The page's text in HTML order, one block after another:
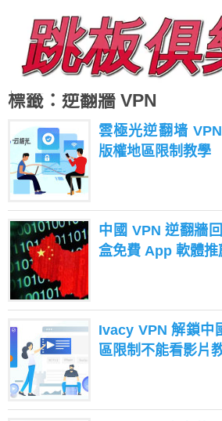
標籤：逆翻牆 VPN
雲極光逆翻墙
版權地區限制教學
中國 VPN 逆翻牆
盒免費 App 軟體推
Ivacy VPN 解鎖中
區限制不能看影片